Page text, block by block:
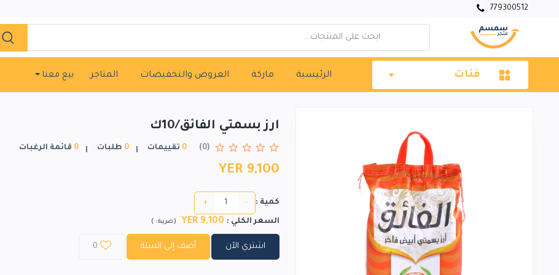
779300512
فئات الرئيسية ماركة العروض والتخفيضات المتاجر بيع معنا
ارز بسمتي الفائق/10ك
(0)
0 تقييمات 0 طلبات 0 قائمة الرغبات
YER 9,100
كمية : -
+
السعر الكلي :
9,100 YER
(ضريبة : )
اشتري الآن أضف إلى السلة 0